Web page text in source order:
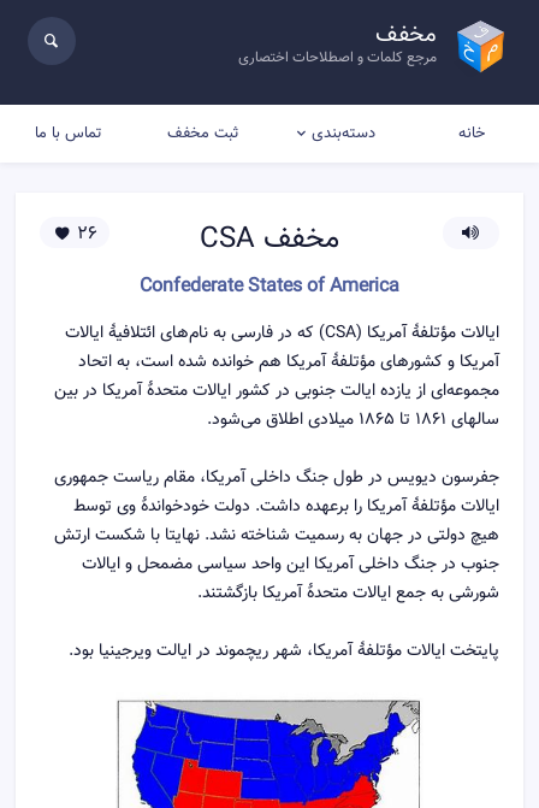
مخفف
مرجع کلمات و اصطلاحات اختصاری
خانه دسته‌بندی ثبت مخفف تماس با ما
مخفف CSA
Confederate States of America
26
ایالات مؤتلفهٔ آمریکا (CSA) که در فارسی به نام‌های ائتلافیهٔ ایالات
آمریکا و کشورهای مؤتلفهٔ آمریکا هم خوانده شده است، به اتحاد
مجموعه‌ای از یازده ایالت جنوبی در کشور ایالات متحدهٔ آمریکا در بین
سالهای ۱۸۶۱ تا ۱۸۶۵ میلادی اطلاق می‌شود.
جفرسون دیویس در طول جنگ داخلی آمریکا، مقام ریاست جمهوری
ایالات مؤتلفهٔ آمریکا را برعهده داشت. دولت خودخواندهٔ وی توسط
هیچ دولتی در جهان به رسمیت شناخته نشد. نهایتا با شکست ارتش
جنوب در جنگ داخلی آمریکا این واحد سیاسی مضمحل و ایالات
شورشی به جمع ایالات متحدهٔ آمریکا بازگشتند.
پایتخت ایالات مؤتلفهٔ آمریکا، شهر ریچموند در ایالت ویرجینیا بود.